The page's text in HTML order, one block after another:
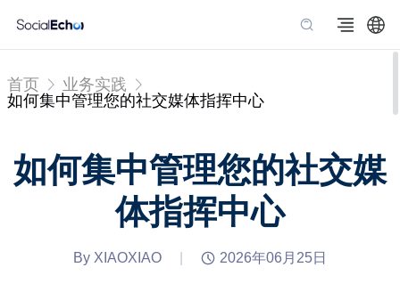
首页
业务实践
如何集中管理您的社交媒体指挥中心
如何集中管理您的社交媒
体指挥中心
By XIAOXIAO 2026年06月25日